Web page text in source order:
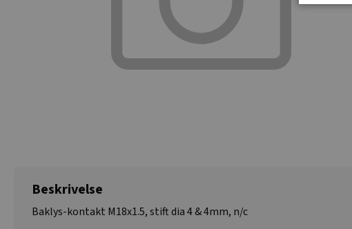
Beskrivelse
Baklys-kontakt M18x1.5, stift dia 4 & 4mm, n/c